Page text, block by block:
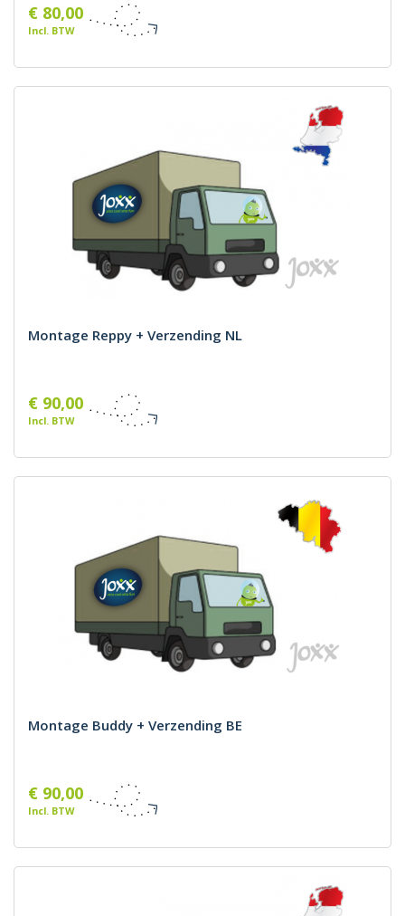
€ 80,00
Incl. BTW
Montage Reppy + Verzending NL
€ 90,00
Incl. BTW
Montage Buddy + Verzending BE
€ 90,00
Incl. BTW